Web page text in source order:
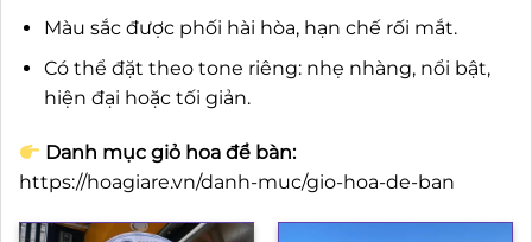
Màu sắc được phối hài hòa, hạn chế rối mắt.
Có thể đặt theo tone riêng: nhẹ nhàng, nổi bật,
hiện đại hoặc tối giản.
Danh mục giỏ hoa để bàn:
https://hoagiare.vn/danh-muc/gio-hoa-de-ban